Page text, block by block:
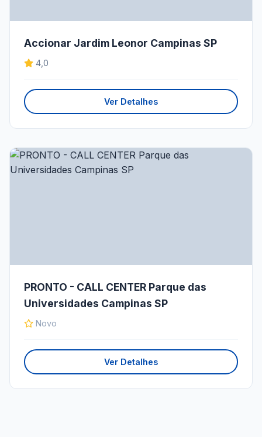
Accionar Jardim Leonor Campinas SP
4,0
Ver Detalhes
PRONTO - CALL CENTER Parque das
Universidades Campinas SP
Novo
Ver Detalhes